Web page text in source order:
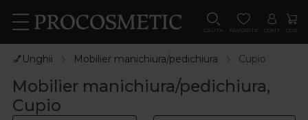
CAUTA FAVORITE CONT COS
💅Unghii Mobilier manichiura/pedichiura Cupio
Mobilier manichiura/pedichiura,
Cupio